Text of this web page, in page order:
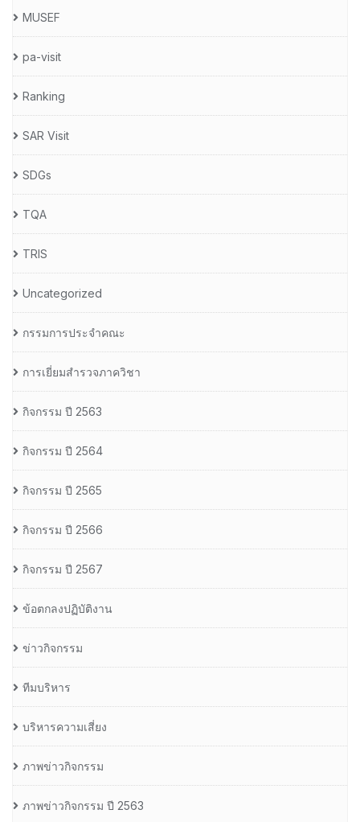
MUSEF
pa-visit
Ranking
SAR Visit
SDGs
TQA
TRIS
Uncategorized
กรรมการประจำคณะ
การเยี่ยมสำรวจภาควิชา
กิจกรรม ปี 2563
กิจกรรม ปี 2564
กิจกรรม ปี 2565
กิจกรรม ปี 2566
กิจกรรม ปี 2567
ข้อตกลงปฏิบัติงาน
ข่าวกิจกรรม
ทีมบริหาร
บริหารความเสี่ยง
ภาพข่าวกิจกรรม
ภาพข่าวกิจกรรม ปี 2563